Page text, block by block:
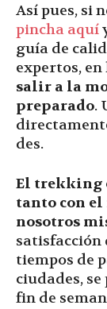
Así pues, si
pincha aquí
guía de
expertos, en
salir a la
preparado.
des.
El trekking
tanto con el
nosotros
satisfacción
tiempos de
ciudades,
fin de